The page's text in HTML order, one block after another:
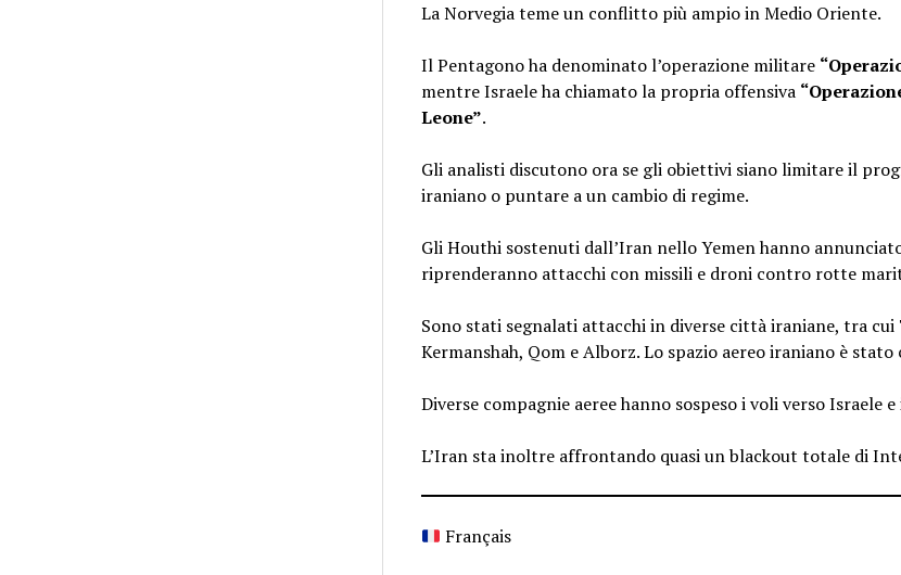
La Norvegia teme un conflitto più ampio in Medio Oriente.
Il Pentagono ha denominato l’operazione militare
mentre Israele ha chiamato la propria offensiva
Leone”.
Gli analisti discutono ora se gli obiettivi siano limitare il
iraniano o puntare a un cambio di regime.
Gli Houthi sostenuti dall’Iran nello Yemen hanno
riprenderanno attacchi con missili e droni contro rotte
Sono stati segnalati attacchi in diverse città iraniane, tra cui
Kermanshah, Qom e Alborz. Lo spazio aereo iraniano è stato
Diverse compagnie aeree hanno sospeso i voli verso Israele
L’Iran sta inoltre affrontando quasi un blackout totale di
Français